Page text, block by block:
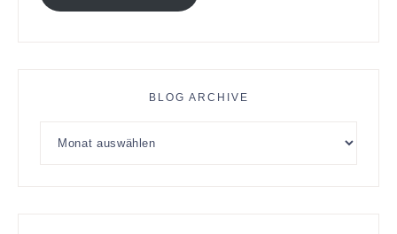
BLOG ARCHIVE